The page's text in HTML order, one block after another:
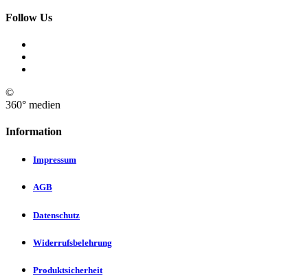
Follow Us
©
360° medien
Information
Impressum
AGB
Datenschutz
Widerrufsbelehrung
Produktsicherheit